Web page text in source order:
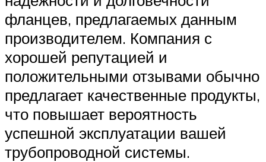
фланцев, предлагаемых данным
производителем. Компания с
хорошей репутацией и
положительными отзывами обычно
предлагает качественные продукты,
что повышает вероятность
успешной эксплуатации вашей
трубопроводной системы.